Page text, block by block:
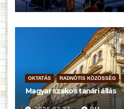
OKTATÁS RADNÓTIS KÖZÖSSÉG
Magyar szakos tanári állás